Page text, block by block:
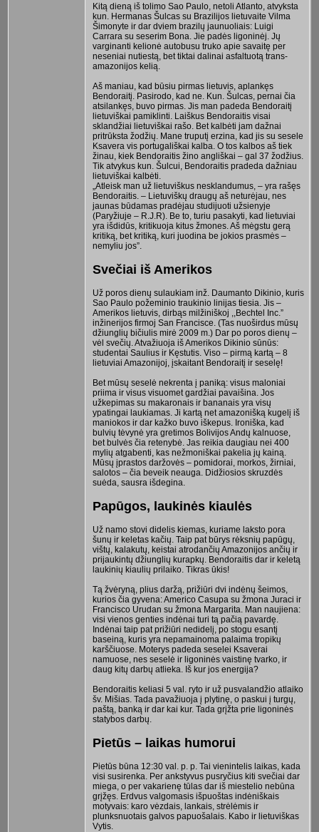
Kitą dieną iš tolimo Sao Paulo, netoli Atlanto, atvyksta
kun. Hermanas Šulcas su Brazilijos lietuvaite Vilma
Šimonyte ir dar dviem brazilų jaunuoliais: Luigi
Carrara su seserim Bona. Jie padės ligoninėj. Jų
varginanti kelionė autobusu truko apie savaitę per
neseniai nutiestą, bet tiktai dalinai asfaltuotą trans-
amazonijos kelią.
Aš maniau, kad būsiu pirmas lietuvis, aplankęs
Bendoraitį. Pasirodo, kad ne. Kun. Šulcas, pernai čia
atsilankęs, buvo pirmas. Jis man padeda Bendoraitį
lietuviškai pamiklinti. Laiškus Bendoraitis visai
sklandžiai lietuviškai rašo. Bet kalbėti jam dažnai
pritrūksta žodžių. Mane truputį erzina, kad jis su sesele
Ksavera vis portugališkai kalba. O tos kalbos aš tiek
žinau, kiek Bendoraitis žino angliškai – gal 37 žodžius.
Tik atvykus kun. Šulcui, Bendoraitis pradeda dažniau
lietuviškai kalbėti.
„Atleisk man už lietuviškus nesklandumus, – yra rašęs
Bendoraitis. – Lietuviškų draugų aš neturėjau, nes
jaunas būdamas pradėjau studijuoti užsienyje
(Paryžiuje – R.J.R). Be to, turiu pasakyti, kad lietuviai
yra išdidūs, kritikuoja kitus žmones. Aš mėgstu gerą
kritiką, bet kritiką, kuri juodina be jokios prasmės –
nemyliu jos”.
Svečiai iš Amerikos
Už poros dienų sulaukiam inž. Daumanto Dikinio, kuris
Sao Paulo požeminio traukinio linijas tiesia. Jis –
Amerikos lietuvis, dirbąs milžiniškoj ,,Bechtel Inc.”
inžinerijos firmoj San Francisce. (Tas nuoširdus mūsų
džiunglių bičiulis mirė 2009 m.) Dar po poros dienų –
vėl svečių. Atvažiuoja iš Amerikos Dikinio sūnūs:
studentai Saulius ir Kęstutis. Viso – pirmą kartą – 8
lietuviai Amazonijoj, įskaitant Bendoraitį ir seselę!
Bet mūsų seselė nekrenta į paniką: visus maloniai
priima ir visus visuomet gardžiai pavaišina. Jos
užkepimas su makaronais ir bananais yra visų
ypatingai laukiamas. Ji kartą net amazonišką kugelį iš
maniokos ir dar kažko buvo iškepus. Ironiška, kad
bulvių tėvynė yra gretimos Bolivijos Andų kalnuose,
bet bulvės čia retenybė. Jas reikia daugiau nei 400
mylių atgabenti, kas nežmoniškai pakelia jų kainą.
Mūsų įprastos daržovės – pomidorai, morkos, žirniai,
salotos – čia beveik neauga. Didžiosios skruzdės
suėda, sausra išdegina.
Papūgos, laukinės kiaulės
Už namo stovi didelis kiemas, kuriame laksto pora
šunų ir keletas kačių. Taip pat būrys rėksnių papūgų,
vištų, kalakutų, keistai atrodančių Amazonijos ančių ir
prijaukintų džiunglių kurapkų. Bendoraitis dar ir keletą
laukinių kiaulių prilaiko. Tikras ūkis!
Tą žvėryną, plius daržą, prižiūri dvi indėnų šeimos,
kurios čia gyvena: Americo Casupa su žmona Juraci ir
Francisco Urudan su žmona Margarita. Man naujiena:
visi vienos genties indėnai turi tą pačią pavardę.
Indėnai taip pat prižiūri nedidelį, po stogu esantį
baseiną, kuris yra nepamainoma palaima tropikų
karščiuose. Moterys padeda seselei Ksaverai
namuose, nes seselė ir ligoninės vaistinę tvarko, ir
daug kitų darbų atlieka. Iš kur jos energija?
Bendoraitis keliasi 5 val. ryto ir už pusvalandžio atlaiko
šv. Mišias. Tada pavažiuoja į plytinę, o paskui į turgų,
paštą, banką ir dar kai kur. Tada grįžta prie ligoninės
statybos darbų.
Pietūs – laikas humorui
Pietūs būna 12:30 val. p. p. Tai vienintelis laikas, kada
visi susirenka. Per ankstyvus pusryčius kiti svečiai dar
miega, o per vakarienę tūlas dar iš miestelio nebūna
grįžęs. Erdvus valgomasis išpuoštas indėniškais
motyvais: karo vėzdais, lankais, strėlėmis ir
plunksnuotais galvos papuošalais. Kabo ir lietuviškas
Vytis.